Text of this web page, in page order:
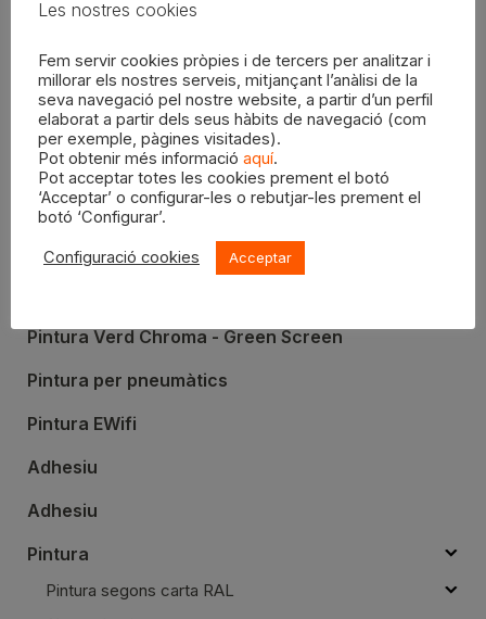
BLATEM 150ml
6,95 €
AFEGEIX A LA CISTELLA
BLATEM 500ml
8,20€
es
poden
triar
a
la
pàgina
producte
Pintura Verd Chroma - Green Screen
Pintura per pneumàtics
Pintura EWifi
Adhesiu
Adhesiu
Pintura
Pintura segons carta RAL
Les nostres cookies
Fem servir cookies pròpies i de tercers per analitzar i
millorar els nostres serveis, mitjançant l’anàlisi de la
seva navegació pel nostre website, a partir d’un perfil
elaborat a partir dels seus hàbits de navegació (com
per exemple, pàgines visitades).
Pot obtenir més informació aquí.
Pot acceptar totes les cookies prement el botó
‘Acceptar’ o configurar-les o rebutjar-les prement el
botó ‘Configurar’.
Configuració cookies Acceptar